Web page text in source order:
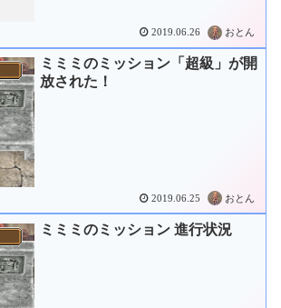
2019.06.26 おとん
ミミミのミッション「超級」が開
放された！
2019.06.25 おとん
ミミミのミッション 進行状況